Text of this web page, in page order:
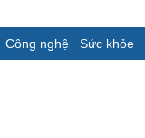
Công nghệ Sức khỏe